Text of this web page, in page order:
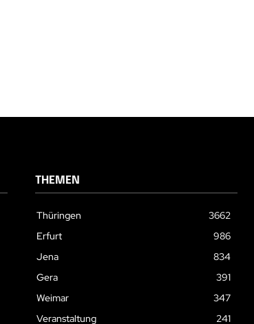
THEMEN
Thüringen
3662
Erfurt
986
Jena
834
Gera
391
Weimar
347
Veranstaltung
241